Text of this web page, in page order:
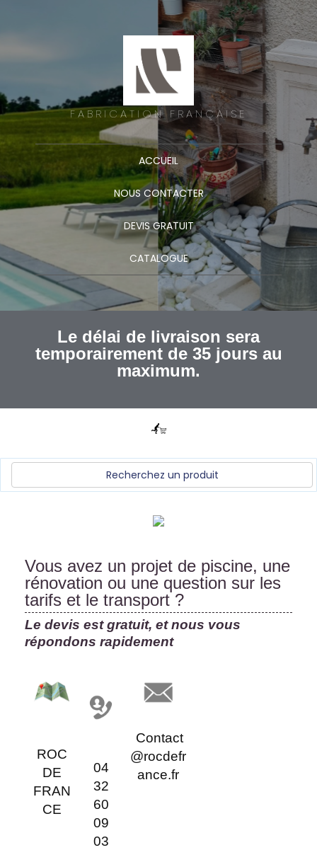
FABRICATION FRANÇAISE
ACCUEIL
NOUS CONTACTER
DEVIS GRATUIT
CATALOGUE
Le délai de livraison sera
temporairement de 35 jours au
maximum.
Vous avez un projet de piscine, une
rénovation ou une question sur les
tarifs et le transport ?
Le devis est gratuit, et nous vous
répondons rapidement
ROC
DE
FRAN
CE
04
32
60
09
03
Contact
@rocdefr
ance.fr